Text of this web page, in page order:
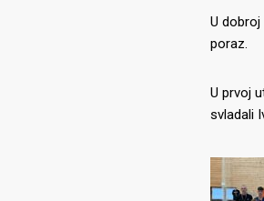
U
poraz.
U prvoj
svladali